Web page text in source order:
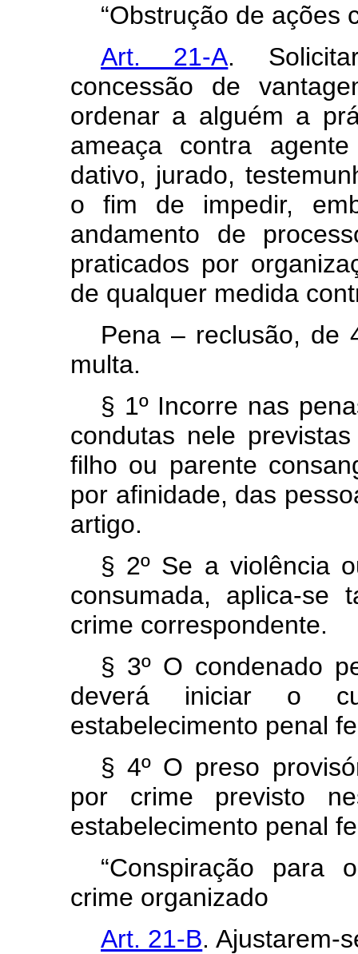
“Obstrução de ações
Art. 21-A.
concessão de
ordenar a alguém a
ameaça contra
dativo, jurado,
o fim de impedir,
andamento de
praticados por
de qualquer medida
Pena – reclusão, de
multa.
§ 1º Incorre nas
condutas nele
filho ou parente
por afinidade, das
artigo.
§ 2º Se a violência
consumada, aplica-se
crime correspondente.
§ 3º O condenado
deverá iniciar o
estabelecimento penal
§ 4º O preso
por crime previsto
estabelecimento penal
“Conspiração para
crime organizado
Art. 21-B. Ajustarem-